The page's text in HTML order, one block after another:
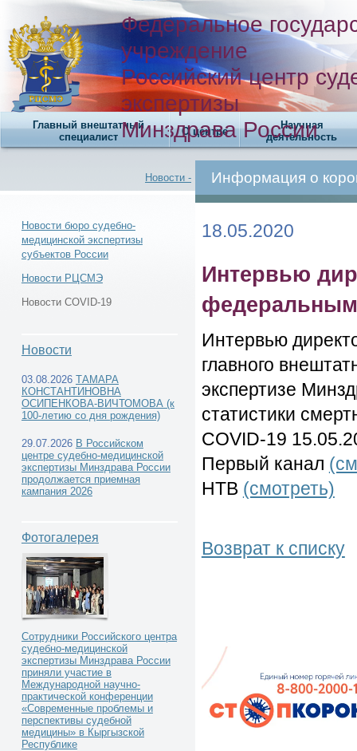
Федеральное
учреждение
Российский центр
экспертизы
Минздрава России
Главный внештатный
специалист
О центре
Научная
деятельность
Новости - Информация о
Новости бюро судебно-
медицинской экспертизы
субъектов России
Новости РЦСМЭ
Новости COVID-19
Новости
03.08.2026 ТАМАРА
КОНСТАНТИНОВНА
ОСИПЕНКОВА-ВИЧТОМОВА (к
100-летию со дня рождения)
29.07.2026 В Российском
центре судебно-медицинской
экспертизы Минздрава России
продолжается приемная
кампания 2026
Фотогалерея
Сотрудники Российского центра
судебно-медицинской
экспертизы Минздрава России
приняли участие в
Международной научно-
практической конференции
«Современные проблемы и
перспективы судебной
медицины» в Кыргызской
Республике
18.05.2020
Интервью
федеральным
Интервью
главного
экспертизе
статистики
COVID-19
Первый канал
НТВ (смотреть)
Возврат к списку